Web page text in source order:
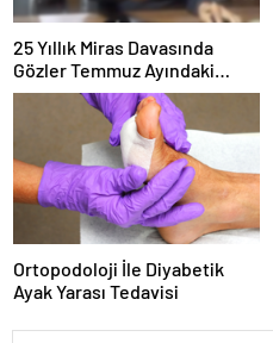
25 Yıllık Miras Davasında
Gözler Temmuz Ayındaki
Karar Duruşmasına Çevrildi
Ortopodoloji İle Diyabetik
Ayak Yarası Tedavisi